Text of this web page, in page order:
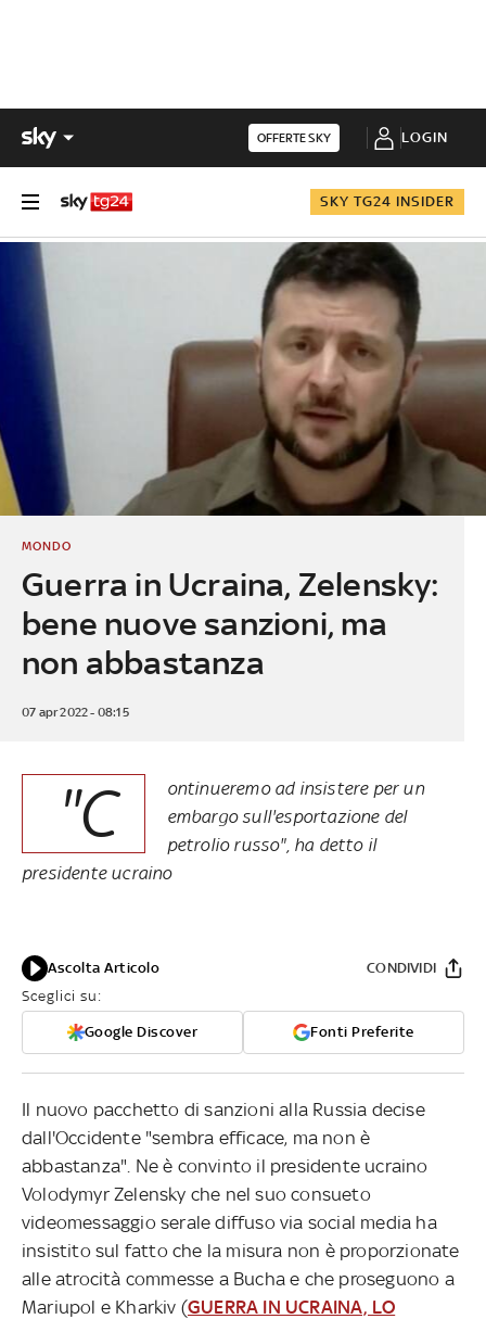
OFFERTE SKY LOGIN
SKY TG24 INSIDER
Guerra in Ucraina, Zelensky:
bene nuove sanzioni, ma
non abbastanza
MONDO
07 apr 2022 - 08:15
"C
ontinueremo ad insistere per un
embargo sull'esportazione del
petrolio russo", ha detto il
presidente ucraino
Ascolta Articolo
Sceglici su:
Google Discover Fonti Preferite
CONDIVIDI
Il nuovo pacchetto di sanzioni alla Russia decise
dall'Occidente "sembra efficace, ma non è
abbastanza". Ne è convinto il presidente ucraino
Volodymyr Zelensky che nel suo consueto
videomessaggio serale diffuso via social media ha
insistito sul fatto che la misura non è proporzionate
alle atrocità commesse a Bucha e che proseguono a
Mariupol e Kharkiv (GUERRA IN UCRAINA, LO